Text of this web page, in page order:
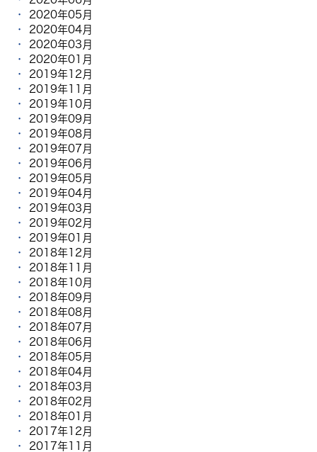
2020年05月
2020年04月
2020年03月
2020年01月
2019年12月
2019年11月
2019年10月
2019年09月
2019年08月
2019年07月
2019年06月
2019年05月
2019年04月
2019年03月
2019年02月
2019年01月
2018年12月
2018年11月
2018年10月
2018年09月
2018年08月
2018年07月
2018年06月
2018年05月
2018年04月
2018年03月
2018年02月
2018年01月
2017年12月
2017年11月